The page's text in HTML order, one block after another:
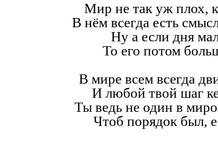
Мир не так уж плох,
В нём всегда есть
Ну а если дня
То его потом
В мире всем всегда
И любой твой шаг
Ты ведь не один в
Чтоб порядок был,